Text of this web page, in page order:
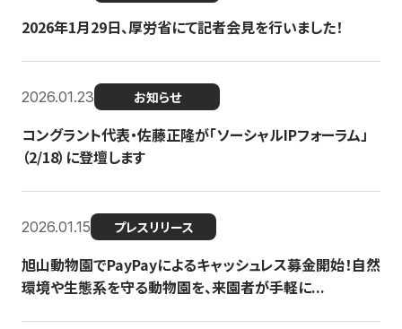
2026年1月29日、厚労省にて記者会見を行いました！
2026.01.23 お知らせ
コングラント代表・佐藤正隆が「ソーシャルIPフォーラム」
（2/18）に登壇します
2026.01.15 プレスリリース
旭山動物園でPayPayによるキャッシュレス募金開始！自然
環境や生態系を守る動物園を、来園者が手軽に...